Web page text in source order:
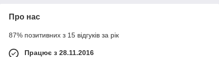
Про нас
87% позитивних з 15 відгуків за рік
Працює з 28.11.2016